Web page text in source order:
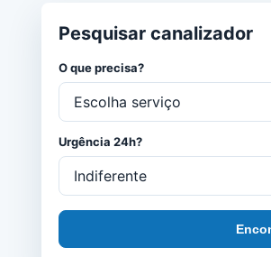
Pesquisar canalizador
O que precisa?
Urgência 24h?